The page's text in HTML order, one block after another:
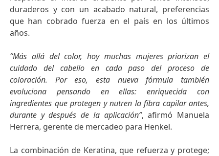
duraderos y con un acabado natural, preferencias
que han cobrado fuerza en el país en los últimos
años.
“Más allá del color, hoy muchas mujeres priorizan el
cuidado del cabello en cada paso del proceso de
coloración. Por eso, esta nueva fórmula también
evoluciona pensando en ellas: enriquecida con
ingredientes que protegen y nutren la fibra capilar antes,
durante y después de la aplicación”, afirmó Manuela
Herrera, gerente de mercadeo para Henkel.
La combinación de Keratina, que refuerza y protege;